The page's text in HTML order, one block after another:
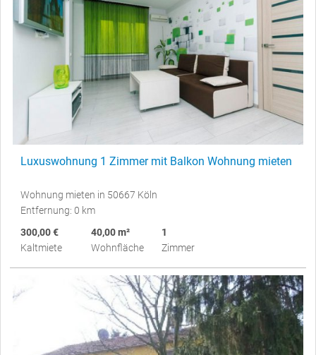
Luxuswohnung 1 Zimmer mit Balkon Wohnung mieten
Wohnung mieten in 50667 Köln
Entfernung: 0 km
300,00 €
Kaltmiete
40,00 m²
Wohnfläche
1
Zimmer